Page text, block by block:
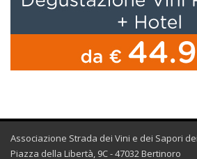
Associazione Strada dei Vini e dei Sapori
Piazza della Libertà, 9C - 47032 Bertinoro